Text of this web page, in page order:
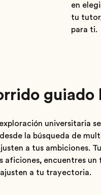
en
tu
para ti.
guiado
universitaria
la búsqueda de
a tus ambiciones.
aficiones, encuentres
a tu trayectoria.